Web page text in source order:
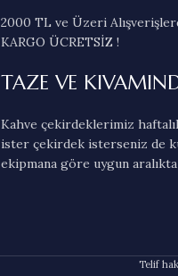
2000 TL ve Üzeri
KARGO ÜCRETSİZ !
TAZE VE
Kahve çekirdeklerimiz
ister çekirdek isterseniz de
ekipmana göre uygun
Telif